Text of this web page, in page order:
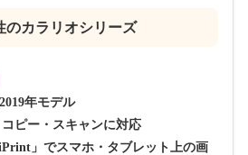
のカラリオシリーズ
年モデル
ピー・スキャンに対応
」でスマホ・タブレット上の画